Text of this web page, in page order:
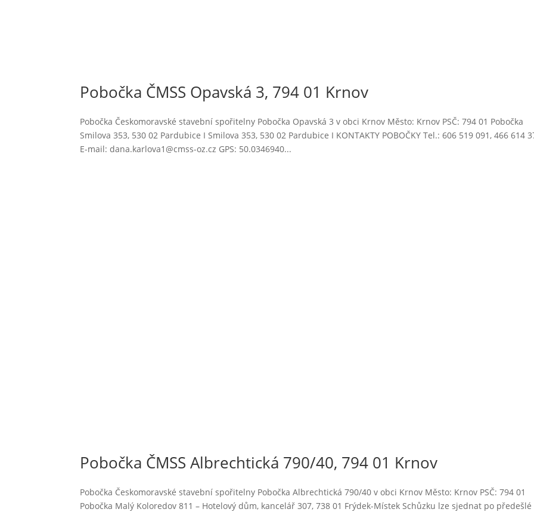
Pobočka ČMSS Opavská 3, 794 01 Krnov
Pobočka Českomoravské stavební spořitelny Pobočka Opavská 3 v obci Krnov Město: Krnov PSČ: 794 01 Pobočka
Smilova 353, 530 02 Pardubice I Smilova 353, 530 02 Pardubice I KONTAKTY POBOČKY Tel.: 606 519 091, 466 614
E-mail: dana.karlova1@cmss-oz.cz GPS: 50.0346940...
Pobočka ČMSS Albrechtická 790/40, 794 01 Krnov
Pobočka Českomoravské stavební spořitelny Pobočka Albrechtická 790/40 v obci Krnov Město: Krnov PSČ: 794 01
Pobočka Malý Koloredov 811 – Hotelový dům, kancelář 307, 738 01 Frýdek-Místek Schůzku lze sjednat po předešlé